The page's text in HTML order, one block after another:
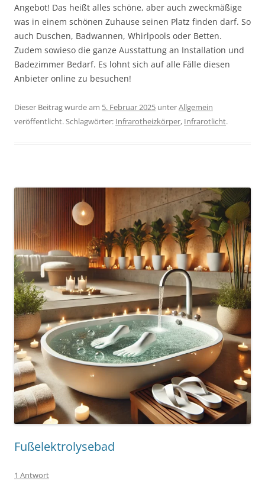
Angebot! Das heißt alles schöne, aber auch zweckmäßige
was in einem schönen Zuhause seinen Platz finden darf. So
auch Duschen, Badwannen, Whirlpools oder Betten.
Zudem sowieso die ganze Ausstattung an Installation und
Badezimmer Bedarf. Es lohnt sich auf alle Fälle diesen
Anbieter online zu besuchen!
Dieser Beitrag wurde am 5. Februar 2025 unterAllgemein
veröffentlicht. Schlagwörter: Infrarotheizkörper, Infrarotlicht.
Fußelektrolysebad
1 Antwort